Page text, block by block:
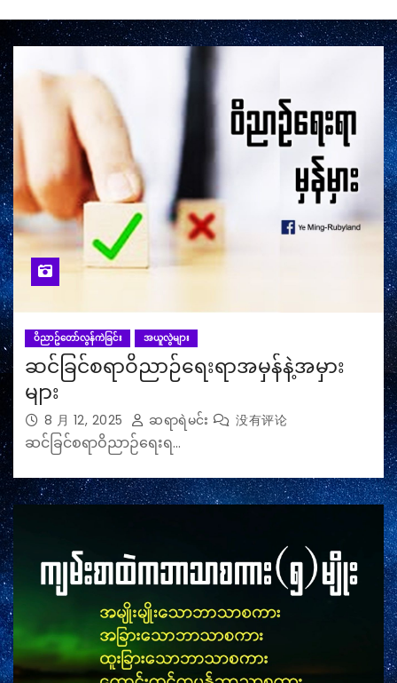
ဝိညာဥ်တော်လွန်ကဲခြင်း အယူလွဲများ
ဆင်ခြင်စရာဝိညာဉ်ရေးရာအမှန်နဲ့အမှား
များ
8 月 12, 2025 ဆရာရဲမင်း 没有评论
ဆင်ခြင်စရာဝိညာဉ်ရေးရ…